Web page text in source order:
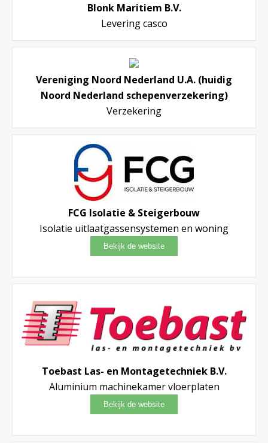
Blonk Maritiem B.V.
Levering casco
Vereniging Noord Nederland U.A. (huidig
Noord Nederland schepenverzekering)
Verzekering
FCG Isolatie & Steigerbouw
Isolatie uitlaatgassensystemen en woning
Toebast Las- en Montagetechniek B.V.
Aluminium machinekamer vloerplaten